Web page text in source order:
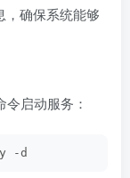
，确保系统能够
启动服务：
-d